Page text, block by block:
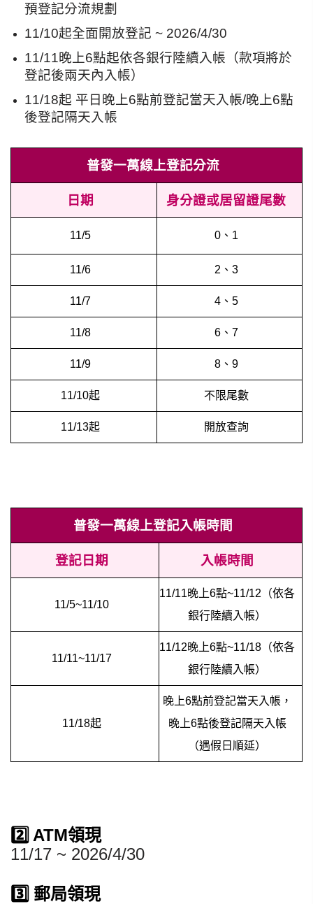
預登記分流規劃
11/10起全面開放登記 ~ 2026/4/30
11/11晚上6點起依各銀行陸續入帳（款項將於
登記後兩天內入帳）
11/18起 平日晚上6點前登記當天入帳/晚上6點
後登記隔天入帳
普發一萬線上登記分流
日期 身分證或居留證尾數
11/5 0、1
11/6 2、3
11/7 4、5
11/8 6、7
11/9 8、9
11/10起 不限尾數
11/13起 開放查詢
普發一萬線上登記入帳時間
登記日期 入帳時間
11/5~11/10
11/11晚上6點~11/12（依各
銀行陸續入帳）
11/11~11/17
11/12晚上6點~11/18（依各
銀行陸續入帳）
11/18起
晚上6點前登記當天入帳，
晚上6點後登記隔天入帳
（遇假日順延）
2️⃣ ATM領現
11/17 ~ 2026/4/30
3️⃣ 郵局領現